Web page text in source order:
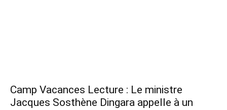
Camp Vacances Lecture : Le ministre
Jacques Sosthène Dingara appelle à un